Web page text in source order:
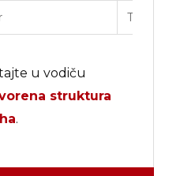
TopGel
u vodiču
struktura
.